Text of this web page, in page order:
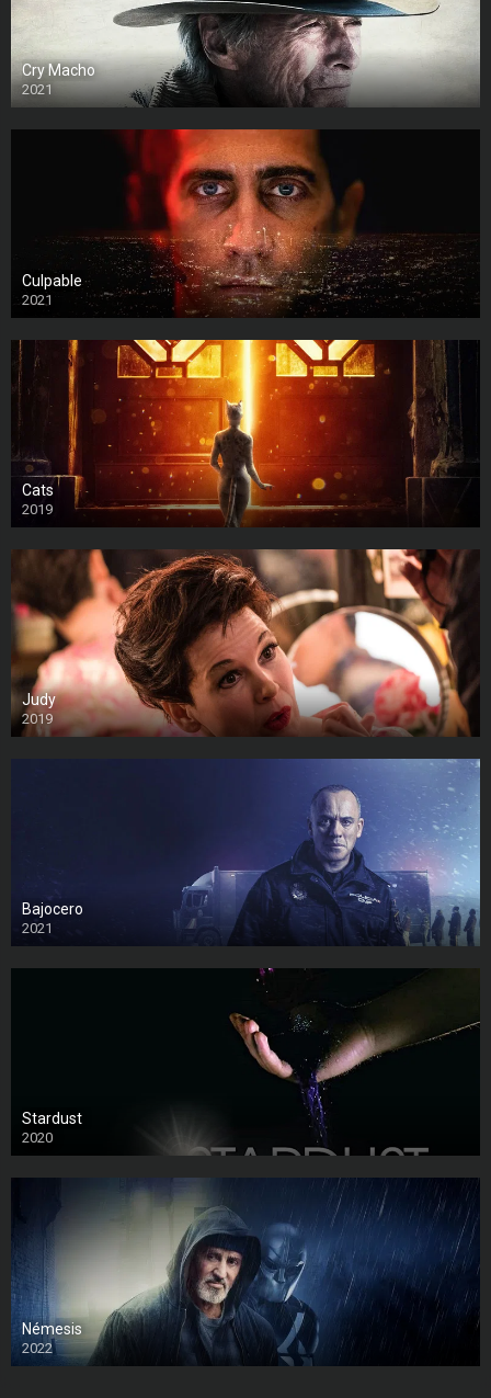
Cry Macho
2021
Culpable
2021
Cats
2019
Judy
2019
Bajocero
2021
Stardust
2020
Némesis
2022